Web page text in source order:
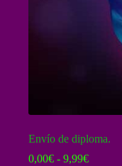
Envío de diploma.
0,00€ - 9,99€Rango